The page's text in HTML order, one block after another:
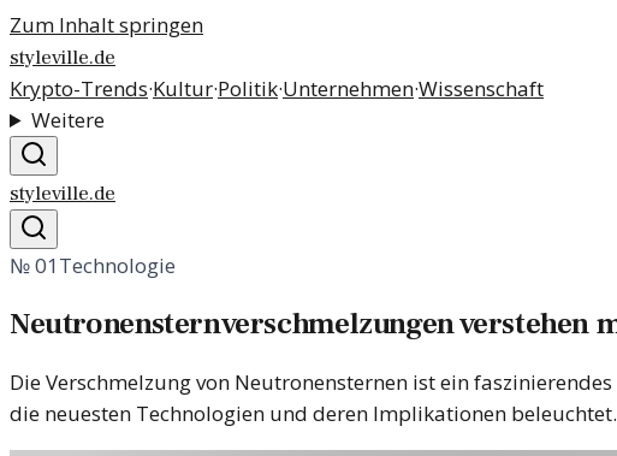
Zum Inhalt springen
styleville.de
Krypto-Trends·Kultur·Politik·Unternehmen·Wissenschaft
Weitere
styleville.de
№01Technologie
Neutronensternverschmelzungen verstehen
Die Verschmelzung von Neutronensternen ist ein
die neuesten Technologien und deren Implikationen beleuchtet.